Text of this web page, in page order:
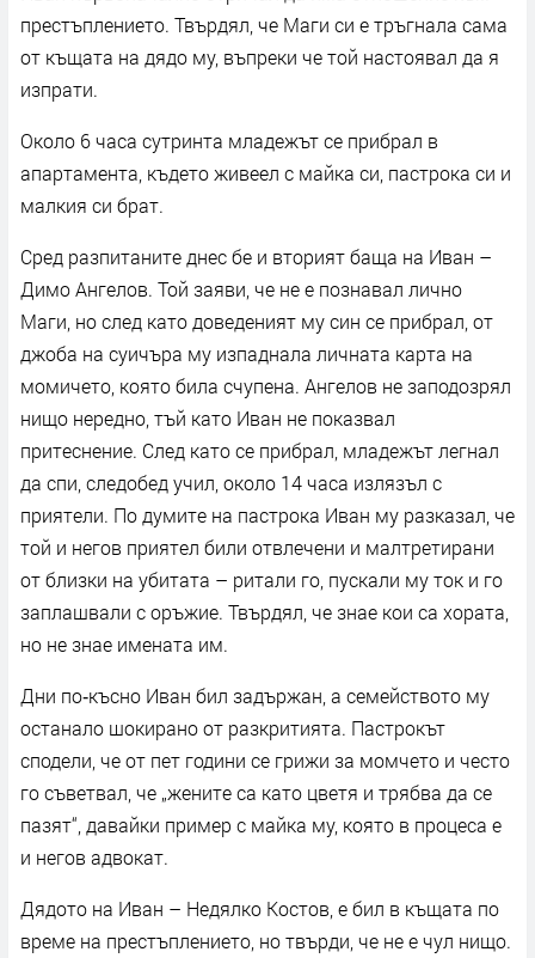
престъплението. Твърдял, че Маги си е тръгнала сама
от къщата на дядо му, въпреки че той настоявал да я
изпрати.
Около 6 часа сутринта младежът се прибрал в
апартамента, където живеел с майка си, пастрока си и
малкия си брат.
Сред разпитаните днес бе и вторият баща на Иван –
Димо Ангелов. Той заяви, че не е познавал лично
Маги, но след като доведеният му син се прибрал, от
джоба на суичъра му изпаднала личната карта на
момичето, която била счупена. Ангелов не заподозрял
нищо нередно, тъй като Иван не показвал
притеснение. След като се прибрал, младежът легнал
да спи, следобед учил, около 14 часа излязъл с
приятели. По думите на пастрока Иван му разказал, че
той и негов приятел били отвлечени и малтретирани
от близки на убитата – ритали го, пускали му ток и го
заплашвали с оръжие. Твърдял, че знае кои са хората,
но не знае имената им.
Дни по‑късно Иван бил задържан, а семейството му
останало шокирано от разкритията. Пастрокът
сподели, че от пет години се грижи за момчето и често
го съветвал, че „жените са като цветя и трябва да се
пазят“, давайки пример с майка му, която в процеса е
и негов адвокат.
Дядото на Иван – Недялко Костов, е бил в къщата по
време на престъплението, но твърди, че не е чул нищо.